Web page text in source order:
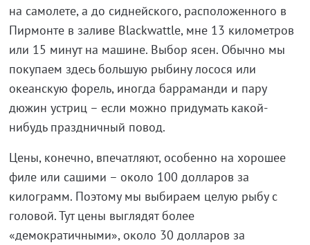
на самолете, а до сиднейского, расположенного в
Пирмонте в заливе Blackwattle, мне 13 километров
или 15 минут на машине. Выбор ясен. Обычно мы
покупаем здесь большую рыбину лосося или
океанскую форель, иногда барраманди и пару
дюжин устриц – если можно придумать какой-
нибудь праздничный повод.
Цены, конечно, впечатляют, особенно на хорошее
филе или сашими – около 100 долларов за
килограмм. Поэтому мы выбираем целую рыбу с
головой. Тут цены выглядят более
«демократичными», около 30 долларов за